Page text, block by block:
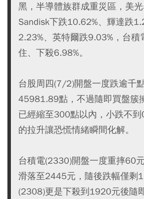
黑，半導體族群成重災區，美光
Sandisk下跌10.62%、輝達跌
2.23%、英特爾跌9.03%，台積
住、下殺6.98%。
台股周四(7/2)開盤一度跌逾千
45981.89點，不過隨即買盤簇
已經縮至300點以內，小跌不到
的拉升讓恐慌情緒瞬間化解。
台積電(2330)開盤一度重摔60
滑落至2445元，隨後跌幅僅剩
(2308)更是下殺到1920元後隨